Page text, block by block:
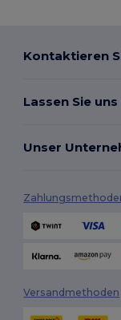
Kontaktieren
Lassen Sie
Unser
Versandmethoden